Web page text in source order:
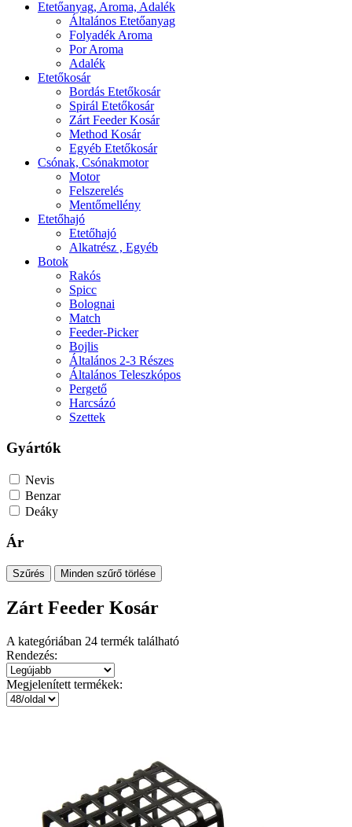
Etetőanyag, Aroma, Adalék
Általános Etetőanyag
Folyadék Aroma
Por Aroma
Adalék
Etetőkosár
Bordás Etetőkosár
Spirál Etetőkosár
Zárt Feeder Kosár
Method Kosár
Egyéb Etetőkosár
Csónak, Csónakmotor
Motor
Felszerelés
Mentőmellény
Etetőhajó
Etetőhajó
Alkatrész , Egyéb
Botok
Rakós
Spicc
Bolognai
Match
Feeder-Picker
Bojlis
Általános 2-3 Részes
Általános Teleszkópos
Pergető
Harcsázó
Szettek
Gyártók
Nevis
Benzar
Deáky
Ár
Szűrés Minden szűrő törlése
Zárt Feeder Kosár
A kategóriában 24 termék található
Rendezés:
Megjelenített termékek: